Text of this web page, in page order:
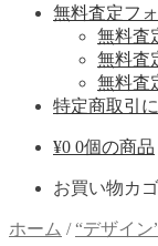
無料査定フ
無料査
無料査
無料査
特定商取引
¥0 0個の商品
お買い物カ
ホーム /“デザイ